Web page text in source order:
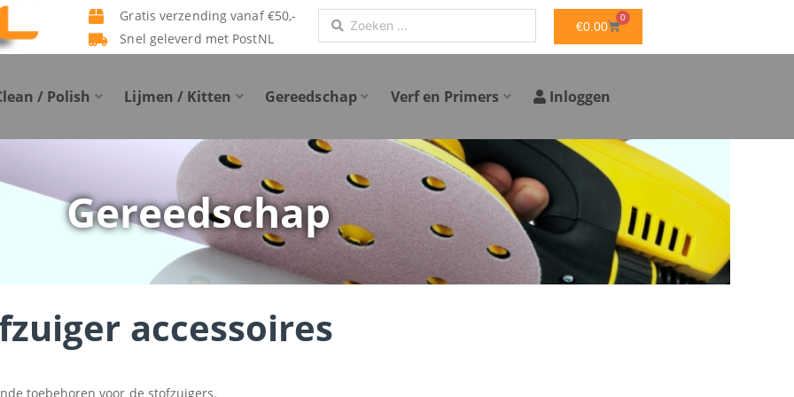
Gratis verzending vanaf €50,-
Snel geleverd met PostNL
Search
...
€0.00
0
WINKELWAGEN
/ Polish Lijmen / Kitten Gereedschap Verf en Primers Inloggen
Gereedschap
accessoires
toebehoren voor de stofzuigers.